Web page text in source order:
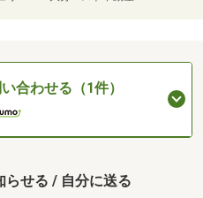
合わせる（1件）
らせる / 自分に送る